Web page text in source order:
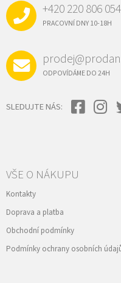
+420 220 806 054
PRACOVNÍ DNY 10-18H
ODPOVÍDÁME DO 24H
SLEDUJTE NÁS:
VŠE O NÁKUPU
Kontakty
Doprava a platba
Obchodní podmínky
Podmínky ochrany osobních